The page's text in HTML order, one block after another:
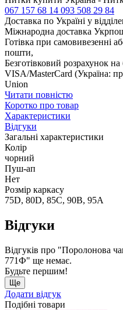
067 157 68 14 093 508 29 84
Доставка по Україні у
Міжнародна доставка
Готівка при самовивезенні
пошти,
Безготівковий розрахунок на
VISA/MasterCard (Україна:
Union
Читати повністю
Коротко про товар
Характеристики
Відгуки
Загальні характеристики
Колір
чорний
Пуш-ап
Нет
Розмір каркасу
75D, 80D, 85C, 90B, 95A
Відгуки
Відгуків про "Поролонова
771Ф" ще немає.
Будьте першим!
Ще
Додати відгук
Подібні товари